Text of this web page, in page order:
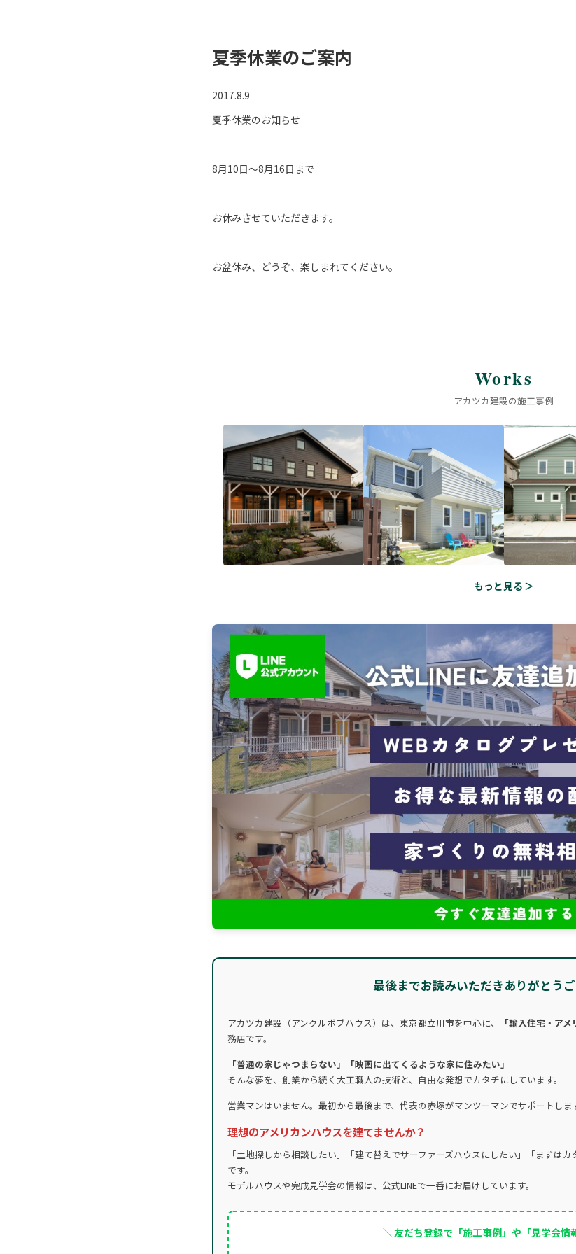
夏季休業のご案内
2017.8.9
夏季休業のお知らせ
8月10日～8月16日まで
お休みさせていただきます。
お盆休み、どうぞ、楽しまれてください。
Works
アカツカ建設の施工事例
もっと見る ＞
最後までお読みいただきありがとうご
アカツカ建設（アンクルボブハウス）は、東京都立川市を中心に、 「輸入住宅・アメ
務店です。
「普通の家じゃつまらない」「映画に出てくるような家に住みたい」
そんな夢を、創業から続く大工職人の技術と、自由な発想でカタチにしています。
営業マンはいません。最初から最後まで、代表の赤塚がマンツーマンでサポートしま
理想のアメリカンハウスを建てませんか？
「土地探しから相談したい」「建て替えでサーファーズハウスにしたい」「まずは
です。
モデルハウスや完成見学会の情報は、公式LINEで一番にお届けしています。
＼ 友だち登録で「施工事例」や「見学会情